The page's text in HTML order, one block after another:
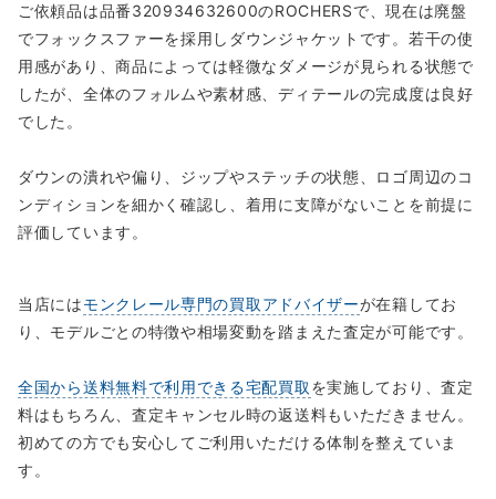
ご依頼品は品番320934632600のROCHERSで、現在は廃盤
でフォックスファーを採用しダウンジャケットです。若干の使
用感があり、商品によっては軽微なダメージが見られる状態で
したが、全体のフォルムや素材感、ディテールの完成度は良好
でした。
ダウンの潰れや偏り、ジップやステッチの状態、ロゴ周辺のコ
ンディションを細かく確認し、着用に支障がないことを前提に
評価しています。
当店にはモンクレール専門の買取アドバイザーが在籍してお
り、モデルごとの特徴や相場変動を踏まえた査定が可能です。
全国から送料無料で利用できる宅配買取 を実施しており、査定
料はもちろん、査定キャンセル時の返送料もいただきません。
初めての方でも安心してご利用いただける体制を整えていま
す。